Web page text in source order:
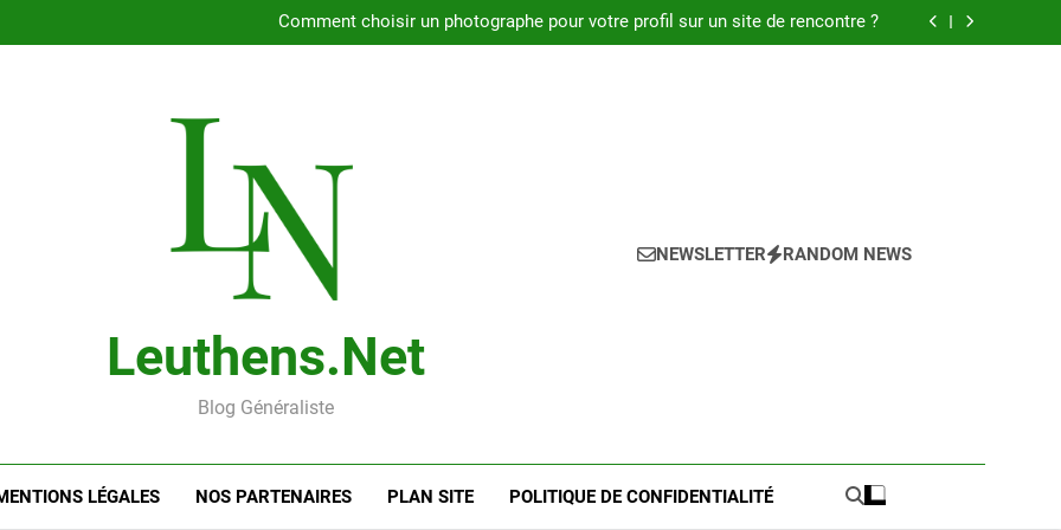
Comment choisir un photographe pour votre profil sur un site de rencontre ?
Guide pratique pour l’achat de LMNP d’occasion
Leuthens.net
Blog Généraliste
NEWSLETTER RANDOM NEWS
LÉGALES NOS PARTENAIRES PLAN SITE POLITIQUE DE CONFIDENTIALITÉ